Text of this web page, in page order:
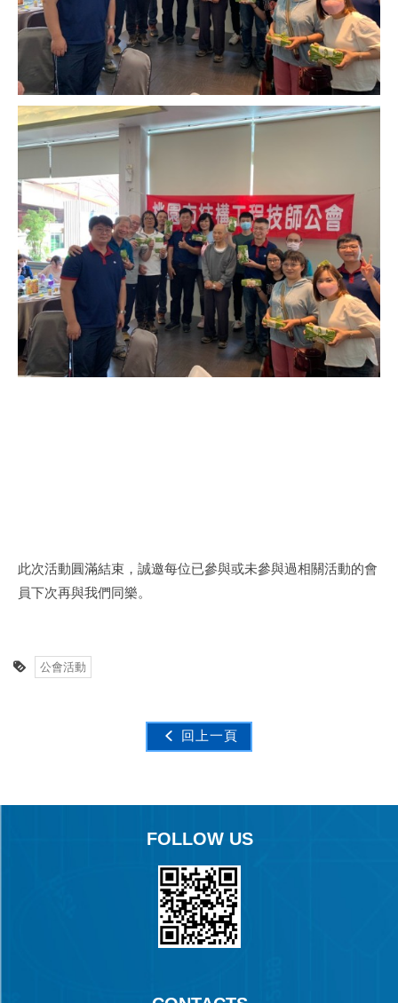
此次活動圓滿結束，誠邀每位已參與或未參與過相關活動的會
員下次再與我們同樂。
公會活動
回上一頁
FOLLOW US